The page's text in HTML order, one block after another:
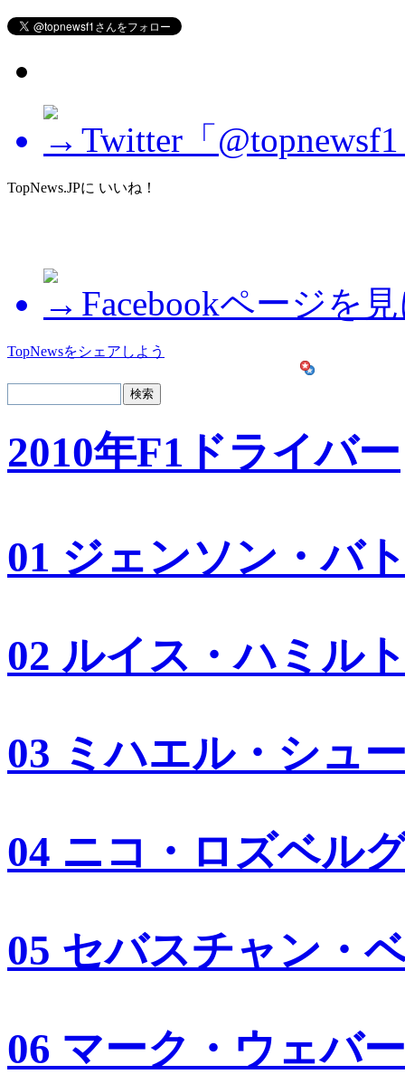
Twitter「
TopNews.JPに いいね！
Facebookページを
TopNewsをシェアしよう
2010年F1ドライバー
01 ジェンソン・バ
02 ルイス・ハミル
03 ミハエル・シュ
04 ニコ・ロズベル
05 セバスチャン・
06 マーク・ウェバー